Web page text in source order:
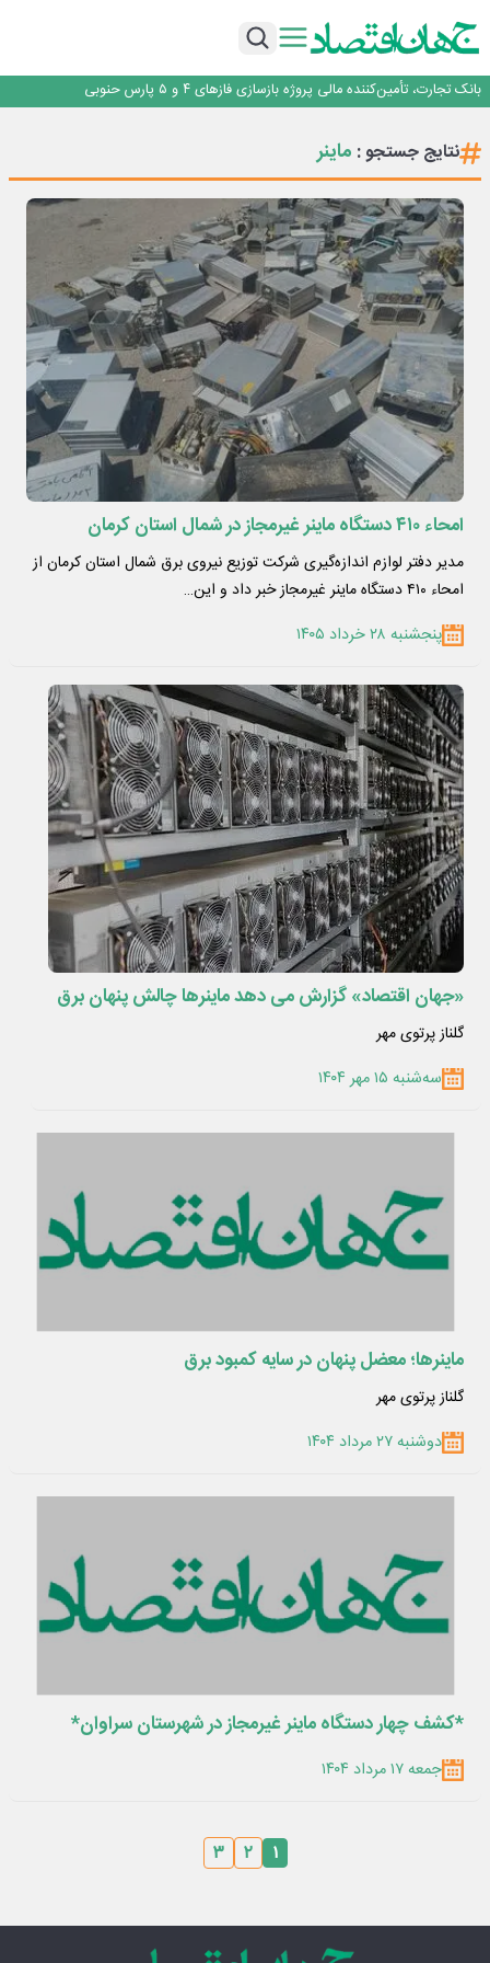
برگزاری آیین نکوداشت فعالان مواکب مرز شلمچه توسط شهرداری منطقه یک
منطقه‌ای
بانک تجارت، تأمین‌کننده مالی پروژه بازسازی فازهای ۴ و ۵ پارس حنوبی
برنده این رقابت داستان‌نویسی، انسان نبود!
برگزاری آیین نکوداشت فعالان مواکب مرز شلمچه توسط شهرداری منطقه یک
منطقه‌ای
نتایج جستجو : ماینر
امحاء ۴۱۰ دستگاه ماینر غیرمجاز در شمال استان کرمان
مدیر دفتر لوازم اندازه‌گیری شرکت توزیع نیروی برق شمال استان کرمان از
امحاء ۴۱۰ دستگاه ماینر غیرمجاز خبر داد و این…
پنجشنبه ۲۸ خرداد ۱۴۰۵
«جهان اقتصاد» گزارش می دهد ماینرها چالش پنهان برق
گلناز پرتوی مهر
سه‌شنبه ۱۵ مهر ۱۴۰۴
ماینرها؛ معضل پنهان در سایه کمبود برق
گلناز پرتوی مهر
دوشنبه ۲۷ مرداد ۱۴۰۴
*کشف چهار دستگاه ماینر غیرمجاز در شهرستان سراوان*
جمعه ۱۷ مرداد ۱۴۰۴
۱ ۲ ۳